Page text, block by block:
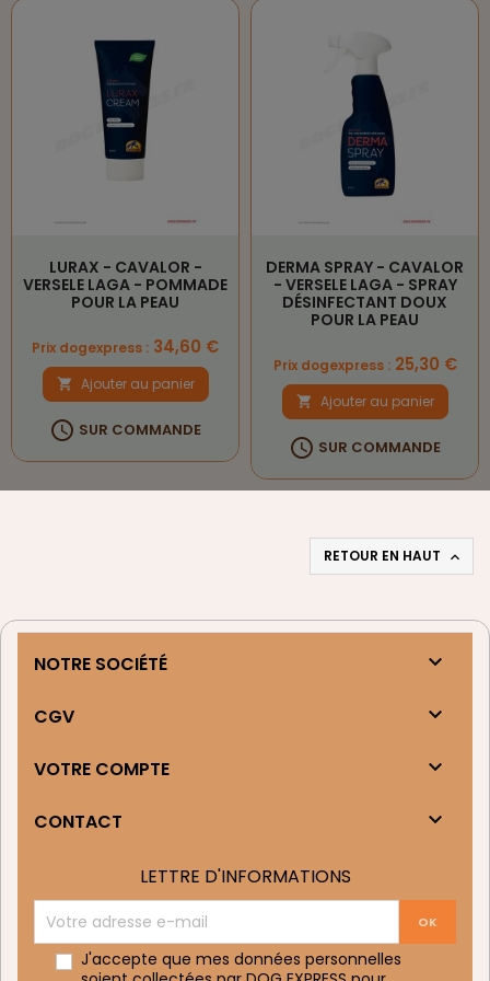
LURAX - CAVALOR -
VERSELE LAGA - POMMADE
POUR LA PEAU
Prix
Prix dogexpress : 34,60 €
 Ajouter au panier
 SUR COMMANDE
DERMA SPRAY - CAVALOR
- VERSELE LAGA - SPRAY
DÉSINFECTANT DOUX
POUR LA PEAU
Prix
Prix dogexpress :25,30 €
 Ajouter au panier
 SUR COMMANDE
RETOUR EN HAUT 
NOTRE SOCIÉTÉ 
CGV 
VOTRE COMPTE 
CONTACT 
LETTRE D'INFORMATIONS
J'accepte que mes données personnelles